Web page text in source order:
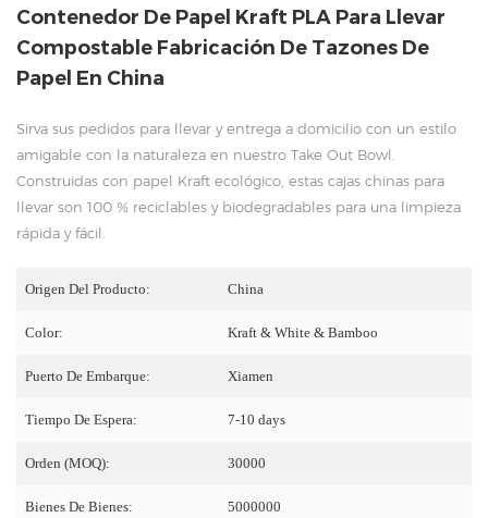
Contenedor De Papel Kraft PLA Para Llevar
Compostable Fabricación De Tazones De
Papel En China
Sirva sus pedidos para llevar y entrega a domicilio con un estilo
amigable con la naturaleza en nuestro Take Out Bowl.
Construidas con papel Kraft ecológico, estas cajas chinas para
llevar son 100 % reciclables y biodegradables para una limpieza
rápida y fácil.
Origen Del Producto: China
Color: Kraft & White & Bamboo
Puerto De Embarque: Xiamen
Tiempo De Espera: 7-10 days
Orden (MOQ): 30000
Bienes De Bienes: 5000000